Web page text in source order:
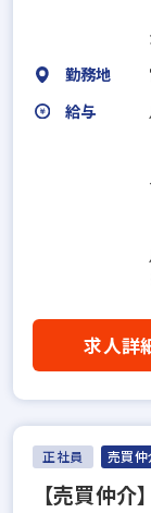
勤務地
給与
求人詳
正社員 売買仲
【売買仲